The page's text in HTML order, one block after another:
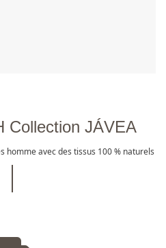
Collection JÁVEA
homme avec des tissus 100 % naturels